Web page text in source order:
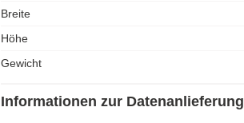
Breite
Höhe
Gewicht
Informationen zur Datenanlieferung